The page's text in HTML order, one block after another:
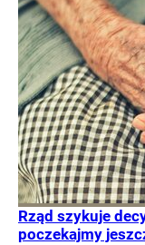
Rząd szykuje
poczekajmy